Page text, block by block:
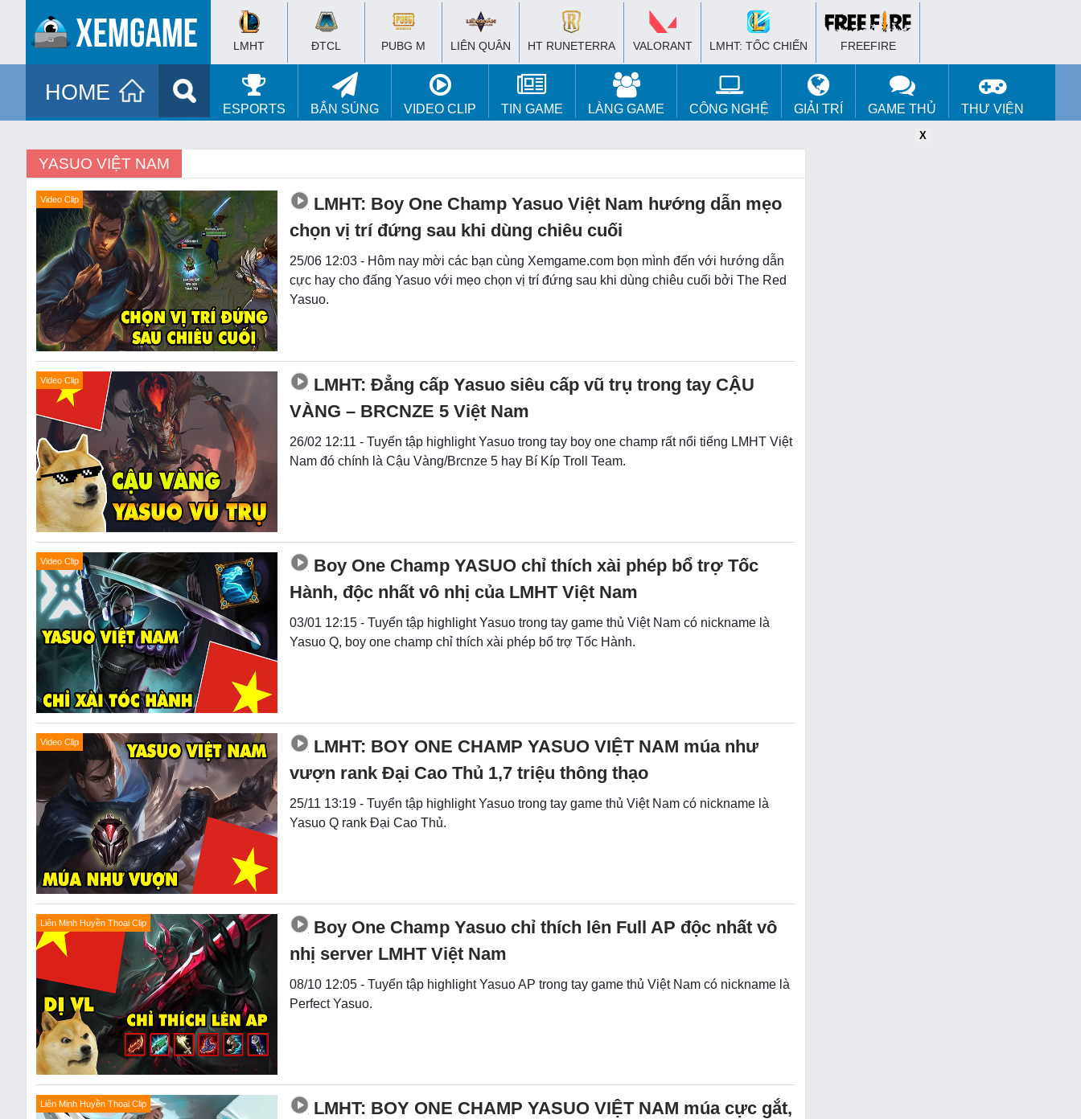
LMHT ĐTCL PUBG M LIÊN QUÂN HT RUNETERRA VALORANT LMHT: TỐC CHIẾN FREEFIRE
HOME
ESPORTS BẮN SÚNG VIDEO CLIP TIN GAME LÀNG GAME CÔNG NGHỆ GIẢI TRÍ GAME THỦ THƯ VIỆN
X
YASUO VIỆT NAM
Video Clip
LMHT: Boy One Champ Yasuo Việt Nam hướng dẫn mẹo
chọn vị trí đứng sau khi dùng chiêu cuối
25/06 12:03 - Hôm nay mời các bạn cùng Xemgame.com bọn mình đến với hướng dẫn
cực hay cho đấng Yasuo với mẹo chọn vị trí đứng sau khi dùng chiêu cuối bởi The Red
Yasuo.
Video Clip
LMHT: Đẳng cấp Yasuo siêu cấp vũ trụ trong tay CẬU
VÀNG – BRCNZE 5 Việt Nam
26/02 12:11 - Tuyển tập highlight Yasuo trong tay boy one champ rất nổi tiếng LMHT Việt
Nam đó chính là Cậu Vàng/Brcnze 5 hay Bí Kíp Troll Team.
Video Clip
Boy One Champ YASUO chỉ thích xài phép bổ trợ Tốc
Hành, độc nhất vô nhị của LMHT Việt Nam
03/01 12:15 - Tuyển tập highlight Yasuo trong tay game thủ Việt Nam có nickname là
Yasuo Q, boy one champ chỉ thích xài phép bổ trợ Tốc Hành.
Video Clip
LMHT: BOY ONE CHAMP YASUO VIỆT NAM múa như
vượn rank Đại Cao Thủ 1,7 triệu thông thạo
25/11 13:19 - Tuyển tập highlight Yasuo trong tay game thủ Việt Nam có nickname là
Yasuo Q rank Đại Cao Thủ.
Liên Minh Huyền Thoại Clip
Boy One Champ Yasuo chỉ thích lên Full AP độc nhất vô
nhị server LMHT Việt Nam
08/10 12:05 - Tuyển tập highlight Yasuo AP trong tay game thủ Việt Nam có nickname là
Perfect Yasuo.
Liên Minh Huyền Thoại Clip
LMHT: BOY ONE CHAMP YASUO VIỆT NAM múa cực gắt,